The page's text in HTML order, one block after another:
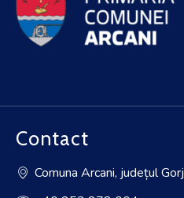
Contact
Comuna Arcani, județul Gorj